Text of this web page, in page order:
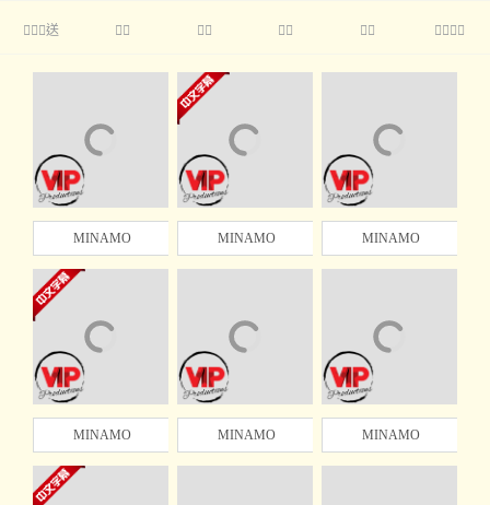
送     
MINAMO MINAMO MINAMO
MINAMO MINAMO MINAMO